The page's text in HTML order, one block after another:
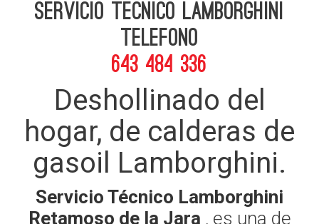
Servicio Tecnico Lamborghini
telefono
643 484 336
Deshollinado del
hogar, de calderas de
gasoil Lamborghini.
Servicio Técnico Lamborghini
Retamoso de la Jara , es una de